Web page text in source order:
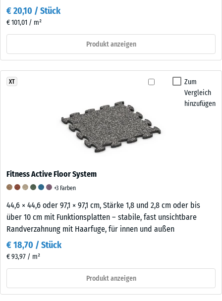
€ 20,10 / Stück
€ 101,01 / m²
Produkt anzeigen
Zum
Vergleich
hinzufügen
XT
Fitness Active Floor System
+3 Farben
44,6 × 44,6 oder 97,1 × 97,1 cm, Stärke 1,8 und 2,8 cm oder bis
über 10 cm mit Funktionsplatten – stabile, fast unsichtbare
Randverzahnung mit Haarfuge, für innen und außen
€ 18,70 / Stück
€ 93,97 / m²
Produkt anzeigen